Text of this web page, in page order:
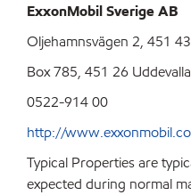
ExxonMobil Sverige AB
Oljehamnsvägen 2, 451
Box 785, 451 26 Uddevalla
0522-914 00
http://
Typical Properties are
expected during normal